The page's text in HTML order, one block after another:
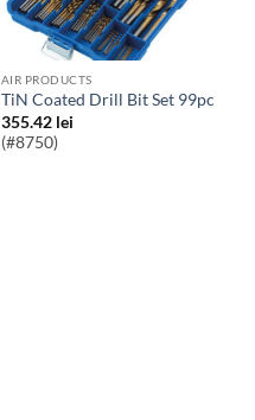
AIR PRODUCTS
TiN Coated Drill Bit Set 99pc
355.42 lei
(#8750)